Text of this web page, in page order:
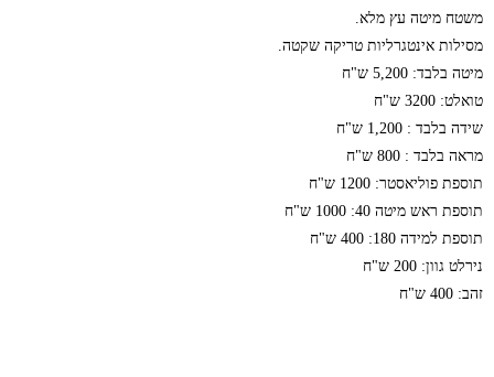
משטח מיטה עץ מלא.
מסילות אינטגרליות טריקה שקטה.
מיטה בלבד: 5,200 ש"ח
טואלט: 3200 ש"ח
שידה בלבד : 1,200 ש"ח
מראה בלבד : 800 ש"ח
תוספת פוליאסטר: 1200 ש"ח
תוספת ראש מיטה 40: 1000 ש"ח
תוספת למידה 180: 400 ש"ח
נירלט גוון: 200 ש"ח
זהב: 400 ש"ח